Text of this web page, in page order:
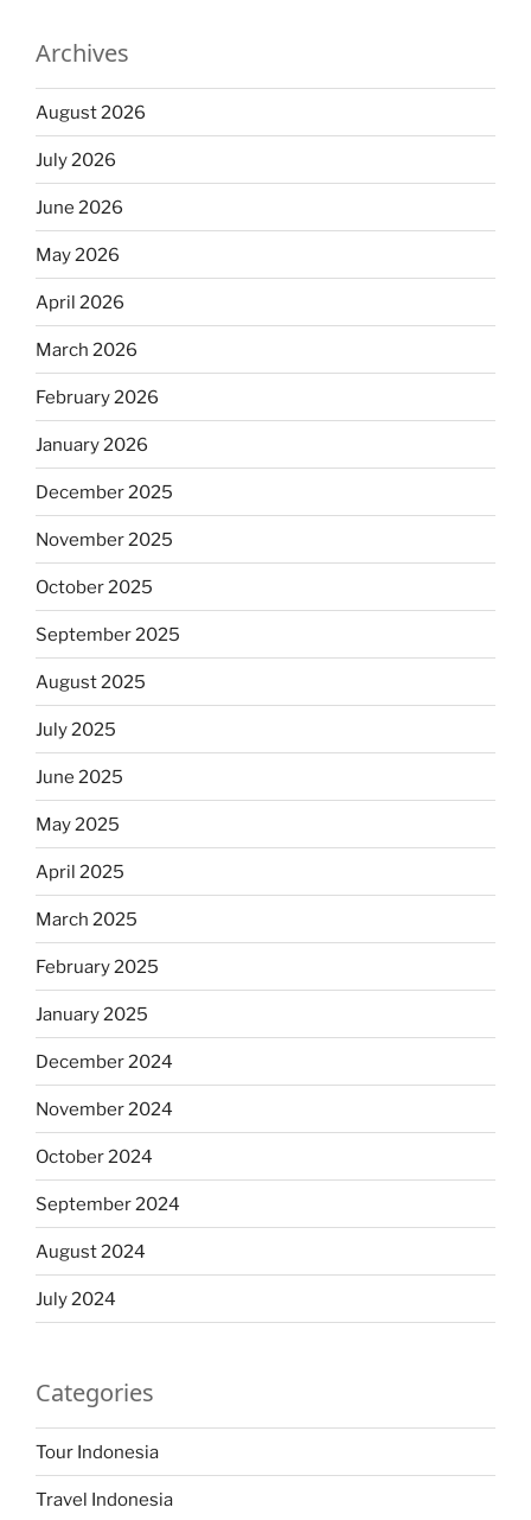
Archives
August 2026
July 2026
June 2026
May 2026
April 2026
March 2026
February 2026
January 2026
December 2025
November 2025
October 2025
September 2025
August 2025
July 2025
June 2025
May 2025
April 2025
March 2025
February 2025
January 2025
December 2024
November 2024
October 2024
September 2024
August 2024
July 2024
Categories
Tour Indonesia
Travel Indonesia